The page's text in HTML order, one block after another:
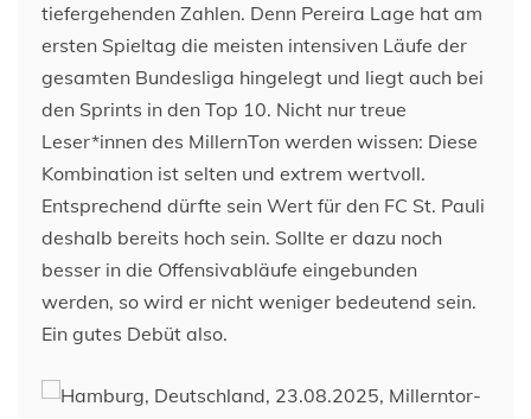
tiefergehenden Zahlen. Denn Pereira Lage hat am
ersten Spieltag die meisten intensiven Läufe der
gesamten Bundesliga hingelegt und liegt auch bei
den Sprints in den Top 10. Nicht nur treue
Leser*innen des MillernTon werden wissen: Diese
Kombination ist selten und extrem wertvoll.
Entsprechend dürfte sein Wert für den FC St. Pauli
deshalb bereits hoch sein. Sollte er dazu noch
besser in die Offensivabläufe eingebunden
werden, so wird er nicht weniger bedeutend sein.
Ein gutes Debüt also.